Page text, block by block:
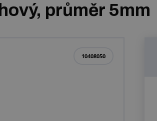
průměr 5mm
10408050